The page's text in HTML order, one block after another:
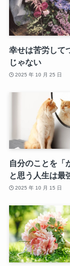
幸せは苦労して
じゃない
2025 年 10 月 25 日
自分のことを「
と思う人生は最
2025 年 10 月 15 日